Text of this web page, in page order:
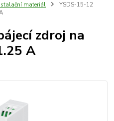
materiál
YSDS-15-12
zdroj na
A